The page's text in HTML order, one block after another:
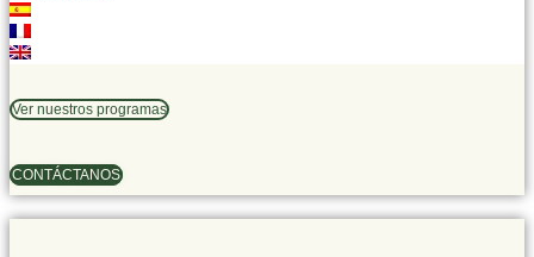
Ver nuestros programas
CONTÁCTANOS